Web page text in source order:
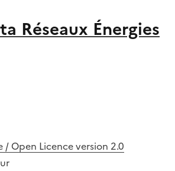
Réseaux Énergies
/ Open Licence version 2.0